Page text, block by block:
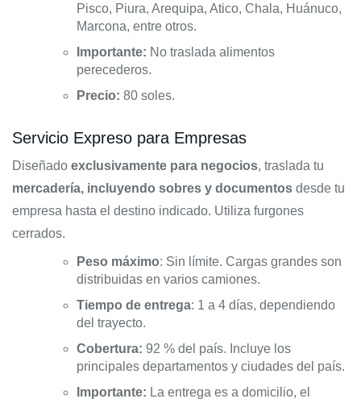
Pisco, Piura, Arequipa, Atico, Chala, Huánuco,
Marcona, entre otros.
Importante: No traslada alimentos
perecederos.
Precio: 80 soles.
Servicio Expreso para Empresas
Diseñado exclusivamente para negocios, traslada tu
mercadería, incluyendo sobres y documentos desde tu
empresa hasta el destino indicado. Utiliza furgones
cerrados.
Peso máximo: Sin límite. Cargas grandes son
distribuidas en varios camiones.
Tiempo de entrega: 1 a 4 días, dependiendo
del trayecto.
Cobertura: 92 % del país. Incluye los
principales departamentos y ciudades del país.
Importante: La entrega es a domicilio, el